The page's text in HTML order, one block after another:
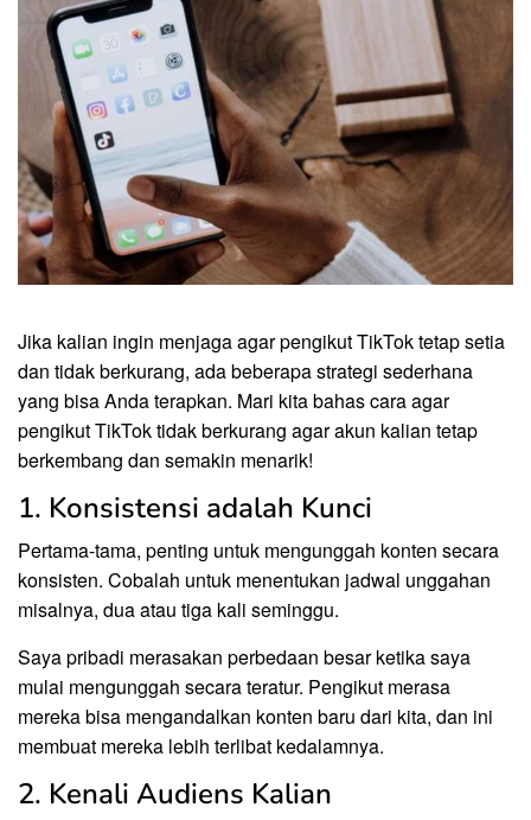
Jika kalian ingin menjaga agar pengikut TikTok tetap setia
dan tidak berkurang, ada beberapa strategi sederhana
yang bisa Anda terapkan. Mari kita bahas cara agar
pengikut TikTok tidak berkurang agar akun kalian tetap
berkembang dan semakin menarik!
1. Konsistensi adalah Kunci
Pertama-tama, penting untuk mengunggah konten secara
konsisten. Cobalah untuk menentukan jadwal unggahan
misalnya, dua atau tiga kali seminggu.
Saya pribadi merasakan perbedaan besar ketika saya
mulai mengunggah secara teratur. Pengikut merasa
mereka bisa mengandalkan konten baru dari kita, dan ini
membuat mereka lebih terlibat kedalamnya.
2. Kenali Audiens Kalian